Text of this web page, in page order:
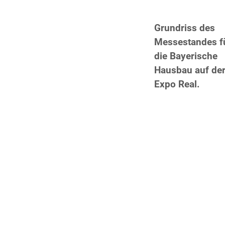
Grundriss des
Messestandes
die Bayerische
Hausbau auf der
Expo Real.